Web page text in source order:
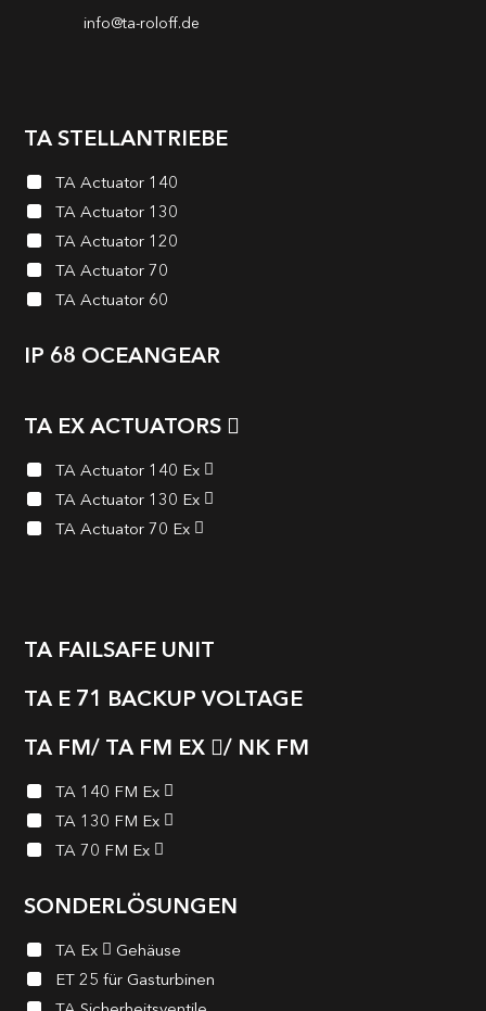
info@ta-roloff.de
TA STELLANTRIEBE
TA Actuator 140
TA Actuator 130
TA Actuator 120
TA Actuator 70
TA Actuator 60
IP 68 OCEANGEAR
TA EX ACTUATORS
TA Actuator 140 Ex
TA Actuator 130 Ex
TA Actuator 70 Ex
TA FAILSAFE UNIT
TA E 71 BACKUP VOLTAGE
TA FM/ TA FM EX
/ NK FM
TA 140 FM Ex
TA 130 FM Ex
TA 70 FM Ex
SONDERLÖSUNGEN
TA Ex
Gehäuse
ET 25 für Gasturbinen